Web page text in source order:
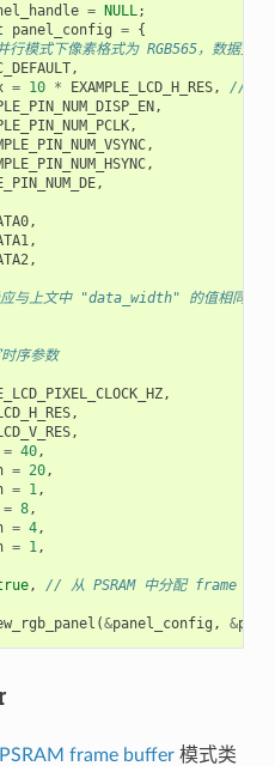
= NULL;
panel_config = {
模式下像素格式为 RGB565，数据宽
,
= 10 * EXAMPLE_LCD_H_RES,
// 从
,
,
,
,
,
,
,
,
与上文中 "data_width" 的值相同
序参数
,
,
,
= 40,
= 20,
= 1,
= 8,
= 4,
= 1,
,
// 从 PSRAM 中分配 frame
(&panel_config , &
frame buffer模式类